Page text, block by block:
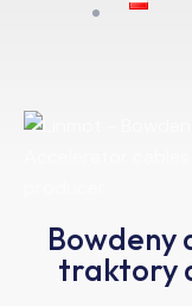
Bowdeny
traktory